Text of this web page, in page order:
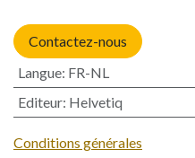
Contactez-nous
Langue: FR-NL
Editeur: Helvetiq
Conditions générales